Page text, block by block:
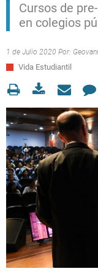
Cursos de
en colegios
1 de Julio 2020 Por:
Vida Estudiantil